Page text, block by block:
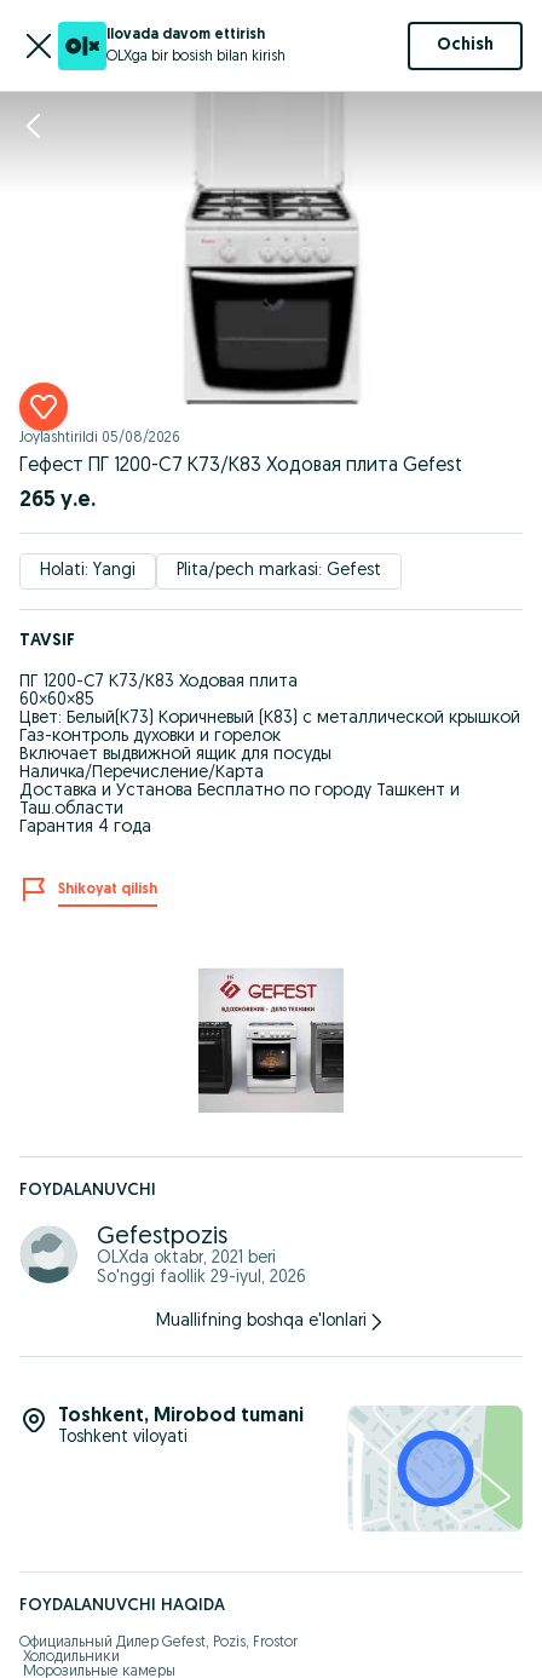
Ilovada davom ettirish
OLXga bir bosish bilan kirish
Ochish
Joylashtirildi 05/08/2026
Гефест ПГ 1200-С7 К73/К83 Ходовая плита Gefest
265 у.е.
Holati: Yangi Plita/pech markasi: Gefest
TAVSIF
ПГ 1200-С7 К73/К83 Ходовая плита
60×60×85
Цвет: Белый(К73) Коричневый (К83) с металлической крышкой
Газ-контроль духовки и горелок
Включает выдвижной ящик для посуды
Наличка/Перечисление/Карта
Доставка и Установа Бесплатно по городу Ташкент и
Таш.области
Гарантия 4 годa
Shikoyat qilish
FOYDALANUVCHI
Gefestpozis
OLXda oktabr, 2021 beri
So'nggi faollik 29-iyul, 2026
Muallifning boshqa e'lonlari
Toshkent, Mirobod tumani
Toshkent viloyati
FOYDALANUVCHI HAQIDA
Официальный Дилер Gefest, Pozis, Frostor